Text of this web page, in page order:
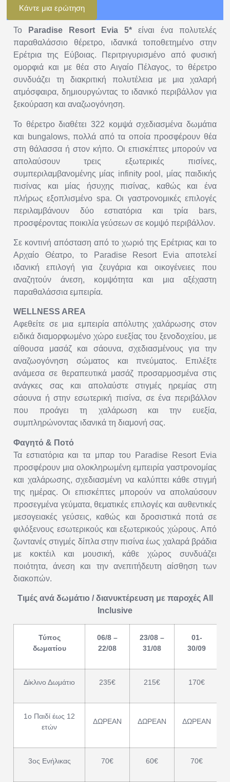
Κάντε μια ερώτηση
Το Paradise Resort Evia 5* είναι ένα πολυτελές
παραθαλάσσιο θέρετρο, ιδανικά τοποθετημένο στην
Ερέτρια της Εύβοιας. Περιτριγυρισμένο από φυσική
ομορφιά και με θέα στο Αιγαίο Πέλαγος, το θέρετρο
συνδυάζει τη διακριτική πολυτέλεια με μια χαλαρή
ατμόσφαιρα, δημιουργώντας το ιδανικό περιβάλλον για
ξεκούραση και αναζωογόνηση.
Το θέρετρο διαθέτει 322 κομψά σχεδιασμένα δωμάτια
και bungalows, πολλά από τα οποία προσφέρουν θέα
στη θάλασσα ή στον κήπο. Οι επισκέπτες μπορούν να
απολαύσουν τρεις εξωτερικές πισίνες,
συμπεριλαμβανομένης μίας infinity pool, μίας παιδικής
πισίνας και μίας ήσυχης πισίνας, καθώς και ένα
πλήρως εξοπλισμένο spa. Οι γαστρονομικές επιλογές
περιλαμβάνουν δύο εστιατόρια και τρία bars,
προσφέροντας ποικιλία γεύσεων σε κομψό περιβάλλον.
Σε κοντινή απόσταση από το χωριό της Ερέτριας και το
Αρχαίο Θέατρο, το Paradise Resort Evia αποτελεί
ιδανική επιλογή για ζευγάρια και οικογένειες που
αναζητούν άνεση, κομψότητα και μια αξέχαστη
παραθαλάσσια εμπειρία.
WELLNESS AREA
Αφεθείτε σε μια εμπειρία απόλυτης χαλάρωσης στον
ειδικά διαμορφωμένο χώρο ευεξίας του ξενοδοχείου, με
αίθουσα μασάζ και σάουνα, σχεδιασμένους για την
αναζωογόνηση σώματος και πνεύματος. Επιλέξτε
ανάμεσα σε θεραπευτικά μασάζ προσαρμοσμένα στις
ανάγκες σας και απολαύστε στιγμές ηρεμίας στη
σάουνα ή στην εσωτερική πισίνα, σε ένα περιβάλλον
που προάγει τη χαλάρωση και την ευεξία,
συμπληρώνοντας ιδανικά τη διαμονή σας.
Φαγητό & Ποτό
Τα εστιατόρια και τα μπαρ του Paradise Resort Evia
προσφέρουν μια ολοκληρωμένη εμπειρία γαστρονομίας
και χαλάρωσης, σχεδιασμένη να καλύπτει κάθε στιγμή
της ημέρας. Οι επισκέπτες μπορούν να απολαύσουν
προσεγμένα γεύματα, θεματικές επιλογές και αυθεντικές
μεσογειακές γεύσεις, καθώς και δροσιστικά ποτά σε
φιλόξενους εσωτερικούς και εξωτερικούς χώρους. Από
ζωντανές στιγμές δίπλα στην πισίνα έως χαλαρά βράδια
με κοκτέιλ και μουσική, κάθε χώρος συνδυάζει
ποιότητα, άνεση και την ανεπιτήδευτη αίσθηση των
διακοπών.
Τιμές ανά δωμάτιο / διανυκτέρευση με παροχές All
Inclusive
Τύπος
δωματίου
06/8 –
22/08
23/08 –
31/08
01-
30/09
Δίκλινο Δωμάτιο 235€ 215€ 170€
1ο Παιδί έως 12
ετών
ΔΩΡΕΑΝ ΔΩΡΕΑΝ ΔΩΡΕΑΝ
3ος Ενήλικας 70€ 60€ 70€